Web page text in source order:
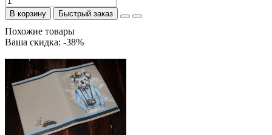
В корзину Быстрый заказ
Похожие товары
Ваша скидка: -38%